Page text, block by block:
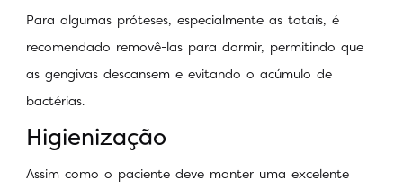
Para algumas próteses, especialmente as totais, é
recomendado removê-las para dormir, permitindo que
as gengivas descansem e evitando o acúmulo de
bactérias.
Higienização
Assim como o paciente deve manter uma excelente